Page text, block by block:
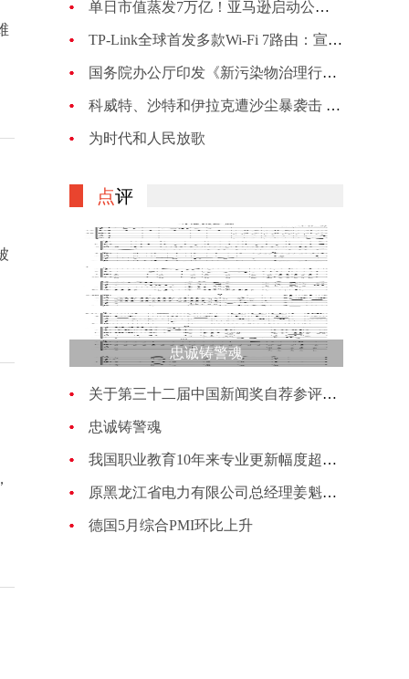
单日市值蒸发7万亿！亚马逊启动公司最大规模裁员：计划裁员约1万人
TP-Link全球首发多款Wi-Fi 7路由：宣称BE900的峰值网速可达24Gbps
国务院办公厅印发《新污染物治理行动方案》
科威特、沙特和伊拉克遭沙尘暴袭击 机场、机关等关闭
为时代和人民放歌
点评
忠诚铸警魂
关于第三十二届中国新闻奖自荐参评作品的公示
忠诚铸警魂
我国职业教育10年来专业更新幅度超过70%
原黑龙江省电力有限公司总经理姜魁接受纪律审查和监察调查
德国5月综合PMI环比上升